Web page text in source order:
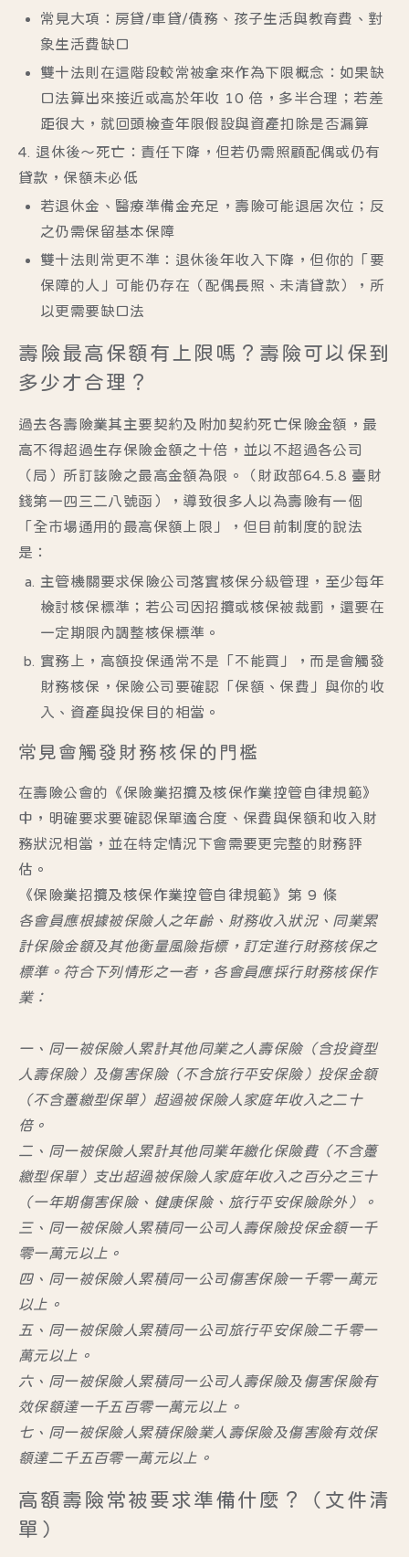
常見大項：房貸/車貸/債務、孩子生活與教育費、對
象生活費缺口
雙十法則在這階段較常被拿來作為下限概念 ：如果缺
口法算出來接近或高於年收 10 倍，多半合理；若差
距很大，就回頭檢查年限假設與資產扣除是否漏算
4. 退休後～死亡：責任下降，但若仍需照顧配偶或仍有
貸款，保額未必低
若退休金、醫療準備金充足，壽險可能退居次位；反
之仍需保留基本保障
雙十法則常更不準 ：退休後年收入下降，但你的「要
保障的人」可能仍存在（配偶長照、未清貸款），所
以更需要缺口法
壽險最高保額有上限嗎？壽險可以保到
多少才合理？
過去各壽險業其主要契約及附加契約死亡保險金額，最
高不得超過生存保險金額之十倍，並以不超過各公司
（局）所訂該險之最高金額為限。（財政部64.5.8 臺財
錢第一四三二八號函），導致很多人以為壽險有一個
「全市場通用的最高保額上限」，但目前制度的說法
是：
主管機關要求保險公司落實核保分級管理 ，至少每年
檢討核保標準；若公司因招攬或核保被裁罰，還要在
一定期限內調整核保標準。
實務上，高額投保通常不是「不能買」，而是會觸發
財務核保 ，保險公司要確認「保額、保費」與你的收
入、資產與投保目的相當。
常見會觸發財務核保的門檻
在壽險公會的《保險業招攬及核保作業控管自律規範》
中，明確要求要確認保單適合度、保費與保額和收入財
務狀況相當，並在特定情況下會需要更完整的財務評
估。
《保險業招攬及核保作業控管自律規範》第 9 條
各會員應根據被保險人之年齡、財務收入狀況、同業累
計保險金額及其他衡量風險指標，訂定進行財務核保之
標準。符合下列情形之一者，各會員應採行財務核保作
業：
一、同一被保險人累計其他同業之人壽保險（含投資型
人壽保險）及傷害保險（不含旅行平安保險）投保金額
（不含躉繳型保單）超過被保險人家庭年收入之二十
倍。
二、同一被保險人累計其他同業年繳化保險費（不含躉
繳型保單）支出超過被保險人家庭年收入之百分之三十
（一年期傷害保險、健康保險、旅行平安保險除外）。
三、同一被保險人累積同一公司人壽保險投保金額一千
零一萬元以上。
四、同一被保險人累積同一公司傷害保險一千零一萬元
以上。
五、同一被保險人累積同一公司旅行平安保險二千零一
萬元以上。
六、同一被保險人累積同一公司人壽保險及傷害保險有
效保額達一千五百零一萬元以上。
七、同一被保險人累積保險業人壽保險及傷害險有效保
額達二千五百零一萬元以上。
高額壽險常被要求準備什麼？（文件清
單）